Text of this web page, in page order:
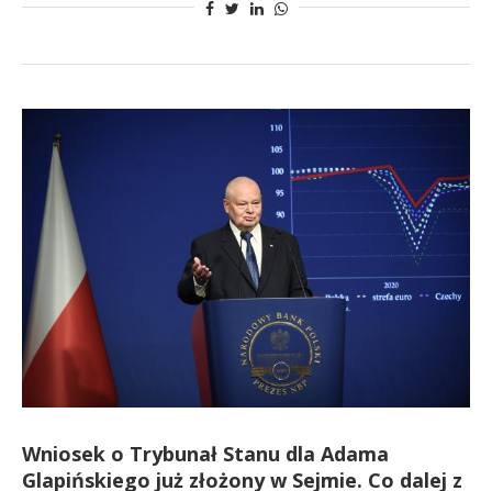
Wniosek o Trybunał Stanu dla Adama
Glapińskiego już złożony w Sejmie. Co dalej z